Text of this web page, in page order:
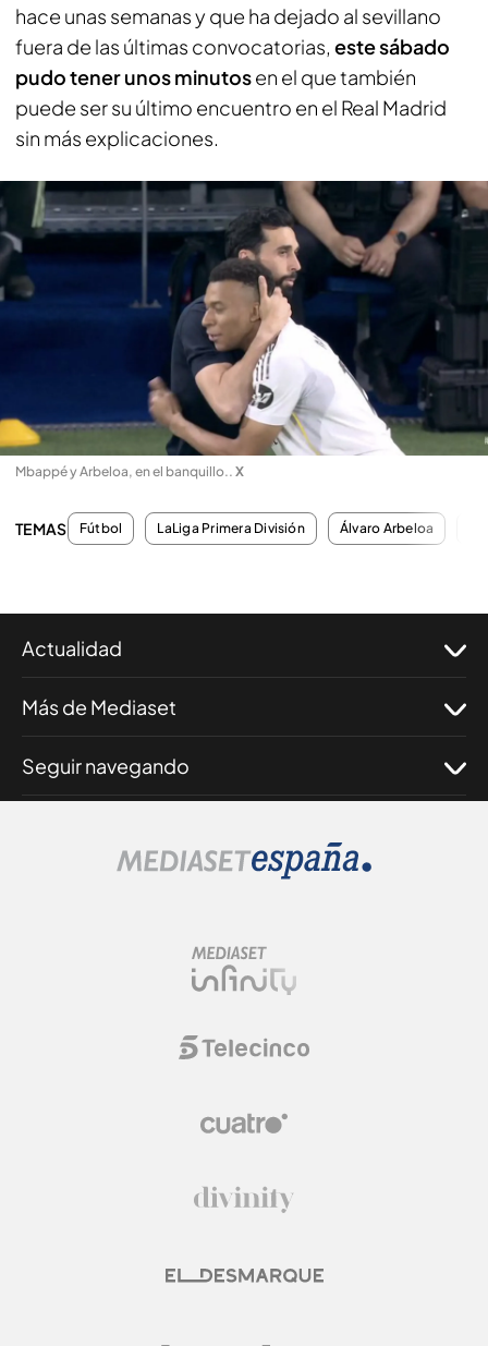
hace unas semanas y que ha dejado al sevillano
fuera de las últimas convocatorias, este sábado
pudo tener unos minutosen el que también
puede ser su último encuentro en el Real Madrid
sin más explicaciones.
Mbappé y Arbeloa, en el banquillo.. X
TEMAS Fútbol LaLiga Primera División Álvaro Arbeloa
Actualidad
Más de Mediaset
Seguir navegando